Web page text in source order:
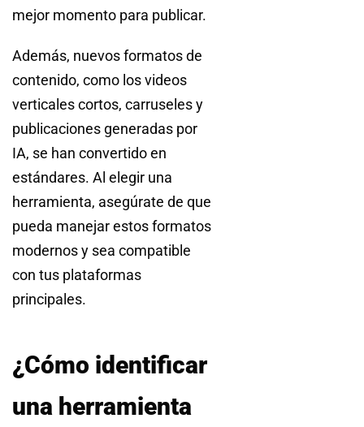
mejor momento para publicar.
Además, nuevos formatos de
contenido, como los videos
verticales cortos, carruseles y
publicaciones generadas por
IA, se han convertido en
estándares. Al elegir una
herramienta, asegúrate de que
pueda manejar estos formatos
modernos y sea compatible
con tus plataformas
principales.
¿Cómo identificar
una herramienta